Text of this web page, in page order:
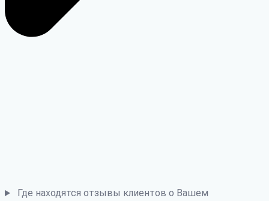
Где находятся отзывы клиентов о Вашем